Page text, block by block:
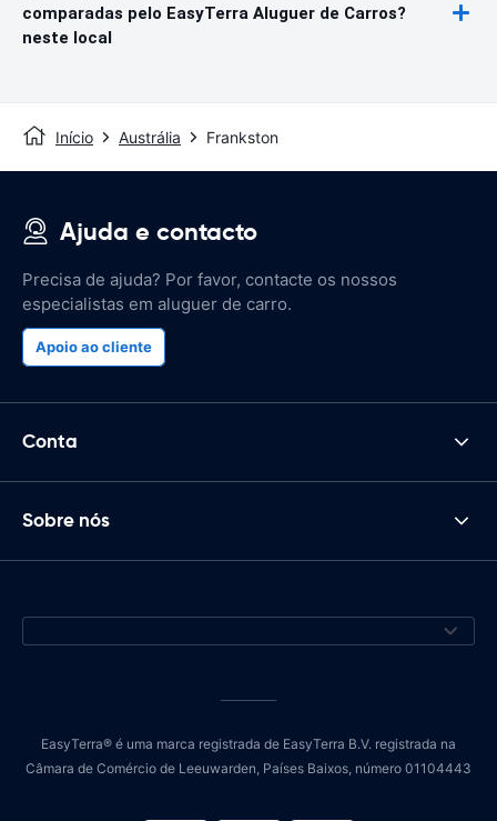
comparadas pelo EasyTerra Aluguer de Carros?
neste local
Início Austrália Frankston
Ajuda e contacto
Precisa de ajuda? Por favor, contacte os nossos
especialistas em aluguer de carro.
Apoio ao cliente
Conta
Sobre nós
EasyTerra® é uma marca registrada de EasyTerra B.V. registrada na
Câmara de Comércio de Leeuwarden, Países Baixos, número 01104443